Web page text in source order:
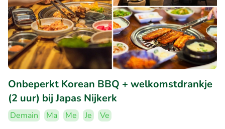
Onbeperkt Korean BBQ + welkomstdrankje
(2 uur) bij Japas Nijkerk
Demain Ma Me Je
Ve